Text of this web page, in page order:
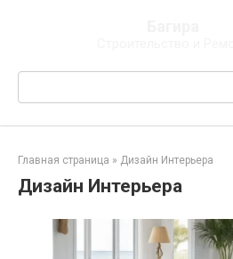
Поиск:
Главная страница » Дизайн Интерьера
Дизайн Интерьера